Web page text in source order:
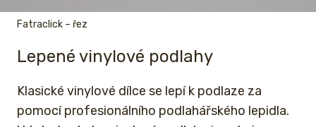
Fatraclick – řez
Lepené vinylové podlahy
Klasické vinylové dílce se lepí k podlaze za
pomocí profesionálního podlahářského lepidla.